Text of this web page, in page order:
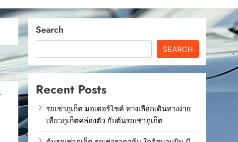
Search
SEARCH
Recent Posts
รถเช่าภูเก็ต มอเตอร์ไซค์ ทางเลือกเดินทางง่าย
เที่ยวภูเก็ตคล่องตัว กับต้นรถเช่าภูเก็ต